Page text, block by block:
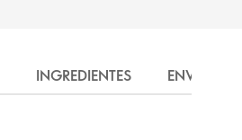
INGREDIENTES ENVÍO